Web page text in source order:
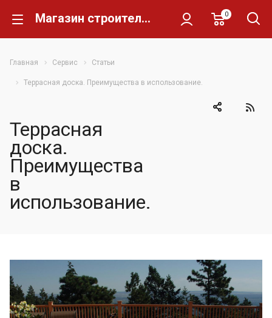
Магазин строительных материалов Склад Кирпича 0
Главная Сервис Статьи
Террасная доска. Преимущества в использование.
Террасная
доска.
Преимущества
в
использование.